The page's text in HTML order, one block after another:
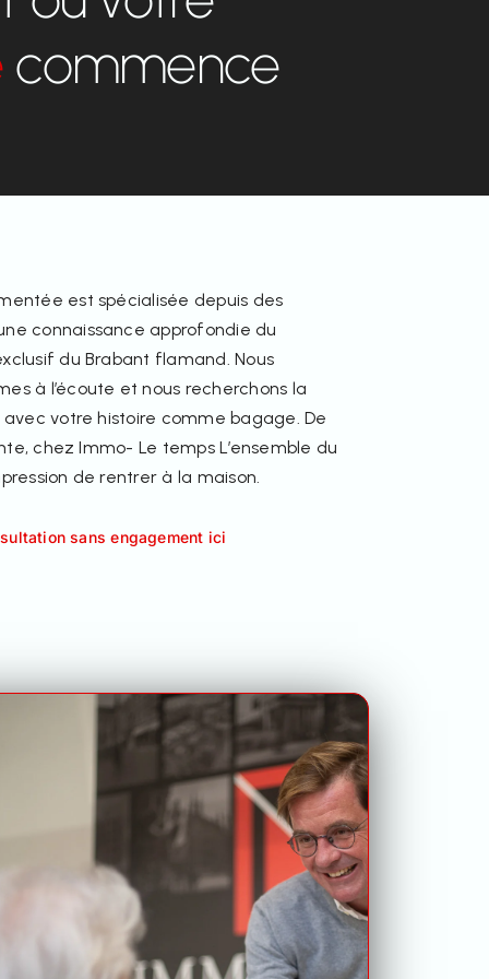
commence
est spécialisée depuis des
connaissance approfondie du
du Brabant flamand. Nous
à l’écoute et nous recherchons la
avec votre histoire comme bagage. De
chez Immo- Le temps L’ensemble du
de rentrer à la maison.
sans engagement ici